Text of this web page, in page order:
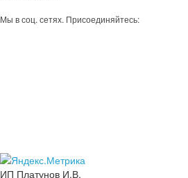
Мы в соц. сетях. Присоединяйтесь:
ИП Платунов И.В.